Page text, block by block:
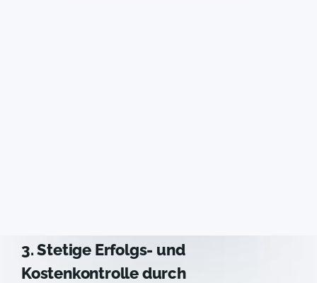
3. Stetige Erfolgs- und
Kostenkontrolle durch